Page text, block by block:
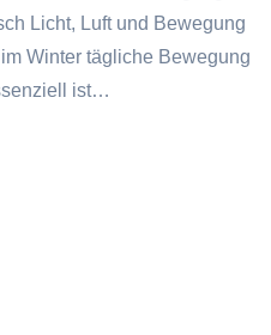
Licht, Luft und Bewegung
Winter tägliche Bewegung
ist…